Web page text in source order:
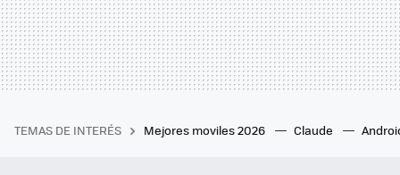
TEMAS DE INTERÉS Mejores moviles 2026 Claude